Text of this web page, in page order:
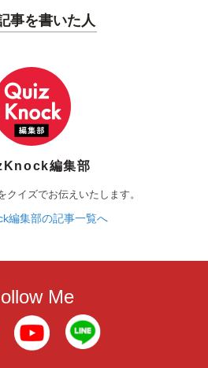
事を書いた人
編集部
イズでお伝えいたします。
編集部の記事一覧へ
Me